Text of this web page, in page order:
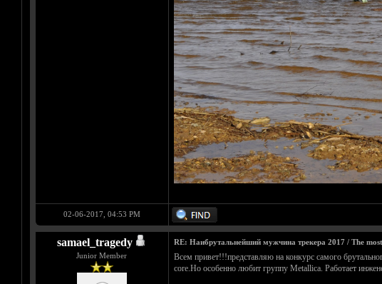
02-06-2017, 04:53 PM
samael_tragedy
Junior Member
RE: Наибрутальнейший мужчина трекера 2017 / The
Всем привет!!!представляю на конкурс самого
core.Но особенно любит группу Metallica. Работает